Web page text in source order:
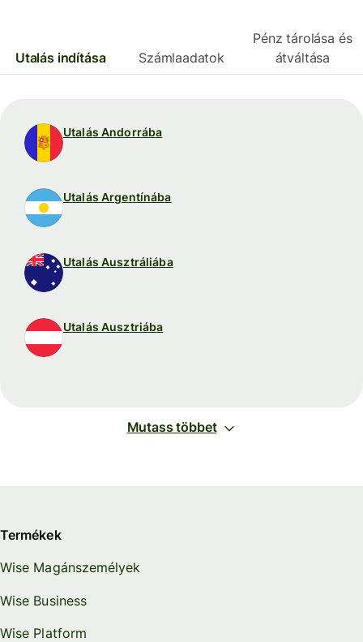
Utalás indítása Számlaadatok
Pénz tárolása és
átváltása
Utalás Andorrába
Utalás Argentínába
Utalás Ausztráliába
Utalás Ausztriába
Mutass többet
Termékek
Wise Magánszemélyek
Wise Business
Wise Platform